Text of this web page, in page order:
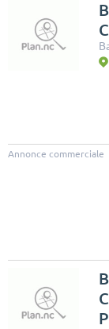
Annonce commerciale